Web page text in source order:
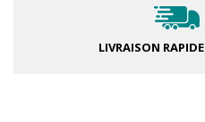
LIVRAISON RAPIDE